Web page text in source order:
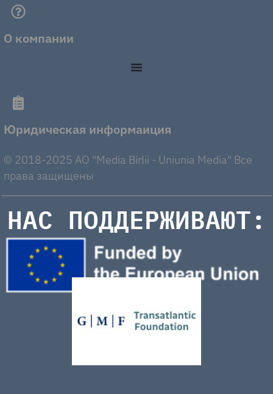
О компании
Юридическая информаиция
© 2018-2025 AO "Media Birlii - Uniunia Media" Все
права защищены
НАС ПОДДЕРЖИВАЮТ: